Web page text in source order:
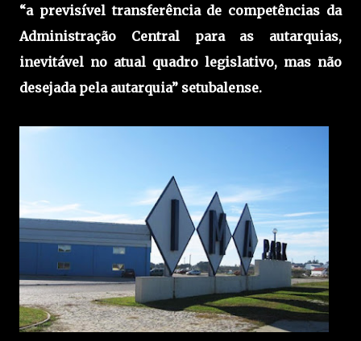
“a previsível transferência de competências da
Administração Central para as autarquias,
inevitável no atual quadro legislativo, mas não
desejada pela autarquia” setubalense.